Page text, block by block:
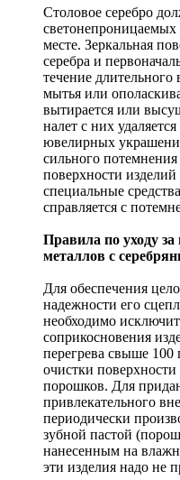
Столовое серебро
месте. Зеркальная
серебра и
течение
мытья или
вытирается или
налет с них
ювелирных
сильного потемнения
поверхности
специальные
справляется с
Правила по уходу
металлов с
Для обеспечения
надежности его
необходимо
соприкосновения
перегрева свыше 100
очистки
порошков. Для
привлекательного
периодически
зубной пастой
нанесенным на
эти изделия надо не